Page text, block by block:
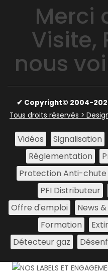
Merci
Visite,
nous
✔ Copyright© 2004-
Tous droits réservés >
Vidéos Signalisation
Réglementation
Protection Anti-chute
PFI Distributeur
Offre d'emploi
News
Formation
Détecteur gaz